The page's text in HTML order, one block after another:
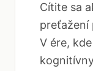
Cítite sa
preťažení
V ére,